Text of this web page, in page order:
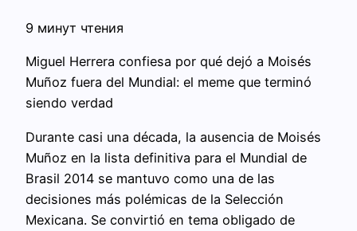
9 минут чтения
Miguel Herrera confiesa por qué dejó a Moisés
Muñoz fuera del Mundial: el meme que terminó
siendo verdad
Durante casi una década, la ausencia de Moisés
Muñoz en la lista definitiva para el Mundial de
Brasil 2014 se mantuvo como una de las
decisiones más polémicas de la Selección
Mexicana. Se convirtió en tema obligado de